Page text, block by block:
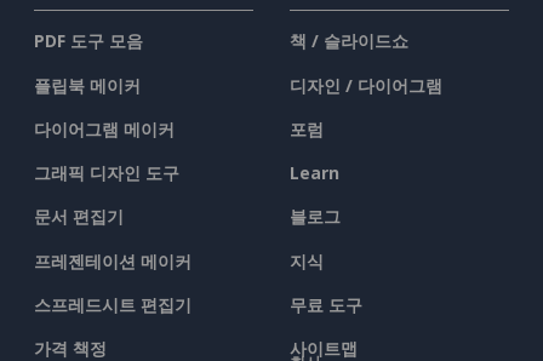
PDF 도구 모음
플립북 메이커
다이어그램 메이커
그래픽 디자인 도구
문서 편집기
프레젠테이션 메이커
스프레드시트 편집기
가격 책정
책 / 슬라이드쇼
디자인 / 다이어그램
포럼
Learn
블로그
지식
무료 도구
사이트맵